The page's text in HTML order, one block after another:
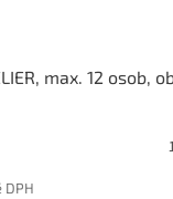
max. 12 osob,
DPH